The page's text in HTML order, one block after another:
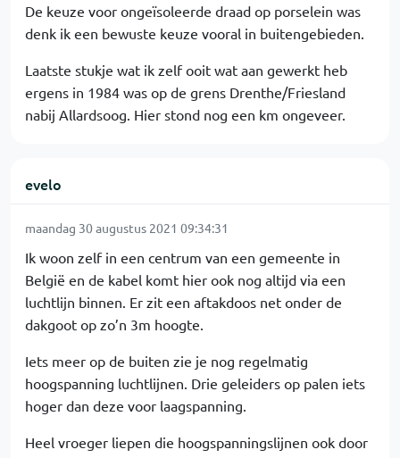
De keuze voor ongeïsoleerde draad op porselein was
denk ik een bewuste keuze vooral in buitengebieden.
Laatste stukje wat ik zelf ooit wat aan gewerkt heb
ergens in 1984 was op de grens Drenthe/Friesland
nabij Allardsoog. Hier stond nog een km ongeveer.
evelo
maandag 30 augustus 2021 09:34:31
Ik woon zelf in een centrum van een gemeente in
België en de kabel komt hier ook nog altijd via een
luchtlijn binnen. Er zit een aftakdoos net onder de
dakgoot op zo’n 3m hoogte.
Iets meer op de buiten zie je nog regelmatig
hoogspanning luchtlijnen. Drie geleiders op palen iets
hoger dan deze voor laagspanning.
Heel vroeger liepen die hoogspanningslijnen ook door